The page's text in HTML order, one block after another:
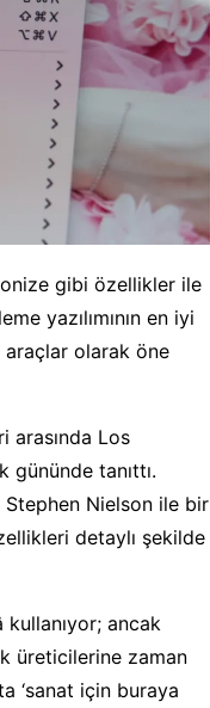
gibi özellikler ile
yazılımının en iyi
araçlar olarak öne
arasında Los
gününde tanıttı.
Stephen Nielson ile bir
detaylı şekilde
kullanıyor; ancak
üreticilerine zaman
‘sanat için buraya